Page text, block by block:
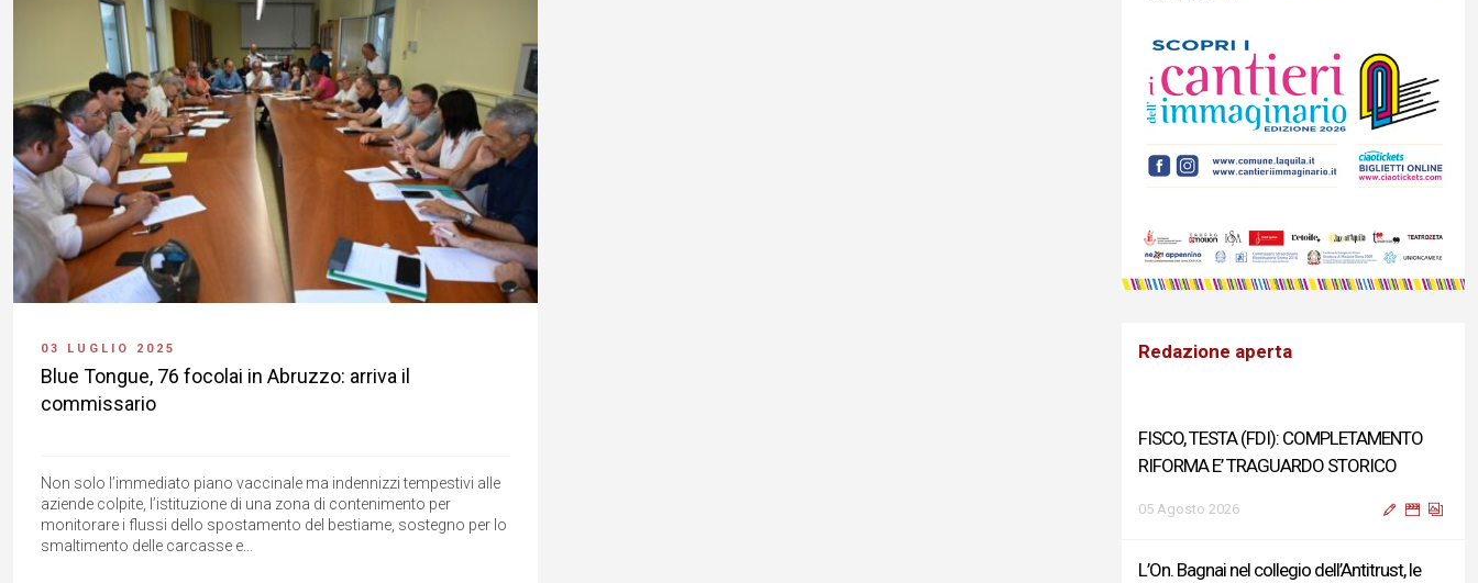
03 LUGLIO 2025
Blue Tongue, 76 focolai in Abruzzo: arriva il
commissario
Non solo l’immediato piano vaccinale ma indennizzi tempestivi alle
aziende colpite, l’istituzione di una zona di contenimento per
monitorare i flussi dello spostamento del bestiame, sostegno per lo
smaltimento delle carcasse e...
Redazione aperta
FISCO, TESTA (FDI): COMPLETAMENTO
RIFORMA E’ TRAGUARDO STORICO
05 Agosto 2026
L’On. Bagnai nel collegio dell’Antitrust, le